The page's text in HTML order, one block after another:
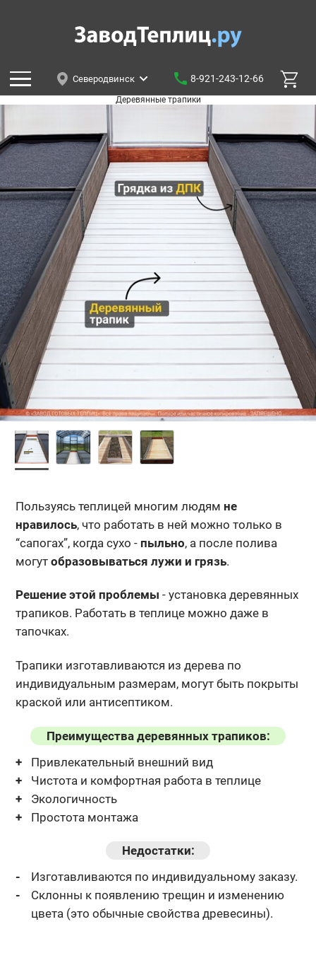
Северодвинск 8-921-243-12-66
Деревянные трапики
Пользуясь теплицей многим людям не
нравилось, что работать в ней можно только в
“сапогах”, когда сухо - пыльно, а после полива
могут образовываться лужи и грязь.
Решение этой проблемы - установка деревянных
трапиков. Работать в теплице можно даже в
тапочках.
Трапики изготавливаются из дерева по
индивидуальным размерам, могут быть покрыты
краской или антисептиком.
Преимущества деревянных трапиков:
Привлекательный внешний вид
Чистота и комфортная работа в теплице
Экологичность
Простота монтажа
Недостатки:
Изготавливаются по индивидуальному заказу.
Склонны к появлению трещин и изменению
цвета (это обычные свойства древесины).